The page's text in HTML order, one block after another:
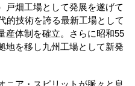
戸畑工場として発展を遂げて
的技術を誇る最新工場として
産体制を確立。さらに昭和55
地を移し九州工場として新発